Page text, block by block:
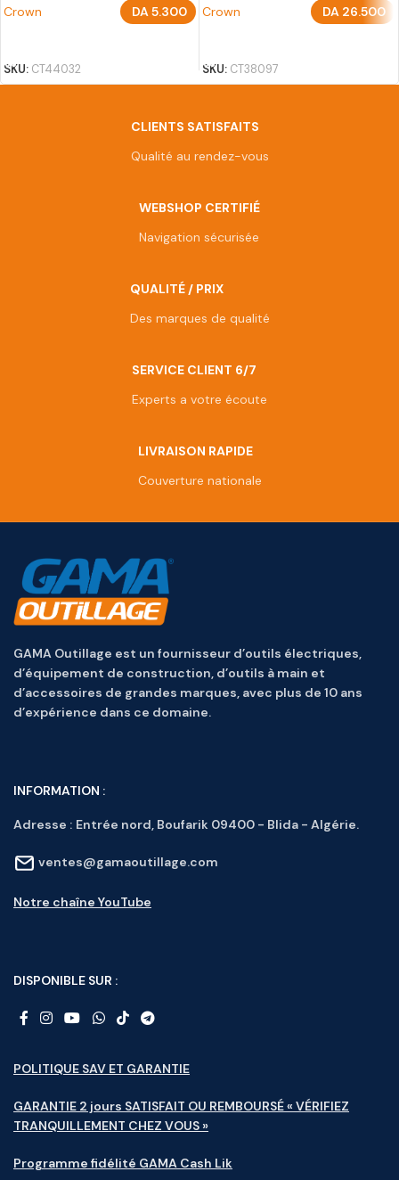
Crown DA5.300
SKU: CT44032
Crown DA 26.500
SKU: CT38097
CLIENTS SATISFAITS
Qualité au rendez-vous
WEBSHOP CERTIFIÉ
Navigation sécurisée
QUALITÉ / PRIX
Des marques de qualité
SERVICE CLIENT 6/7
Experts a votre écoute
LIVRAISON RAPIDE
Couverture nationale
GAMA Outillage est un fournisseur d’outils électriques,
d’équipement de construction, d’outils à main et
d’accessoires de grandes marques, avec plus de 10 ans
d’expérience dans ce domaine.
INFORMATION :
Adresse : Entrée nord, Boufarik 09400 - Blida - Algérie.
ventes@gamaoutillage.com
Notre chaîne YouTube
DISPONIBLE SUR :
POLITIQUE SAV ET GARANTIE
GARANTIE 2 jours SATISFAIT OU REMBOURSÉ « VÉRIFIEZ
TRANQUILLEMENT CHEZ VOUS »
Programme fidélité GAMA Cash Lik